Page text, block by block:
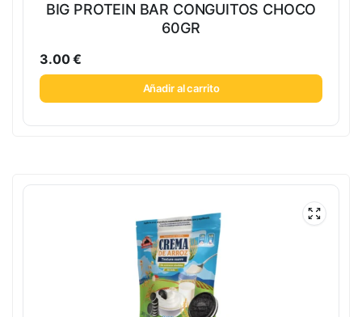
BIG PROTEIN BAR CONGUITOS CHOCO
60GR
3.00€
Añadir al carrito